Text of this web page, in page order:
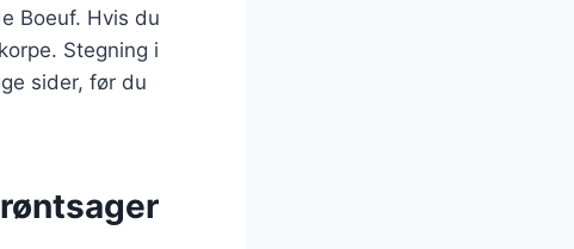
Boeuf. Hvis du
Stegning i
sider, før du